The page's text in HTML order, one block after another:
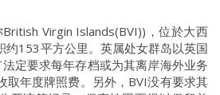
Virgin Islands(BVI))，位於大西
约153平方公里。英属处女群岛以英国
定要求每年存档或为其离岸海外业务
取年度牌照费。另外，BVI没有要求其